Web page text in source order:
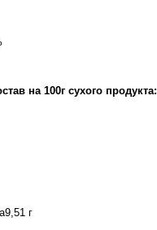
на 100г сухого продукта:
г